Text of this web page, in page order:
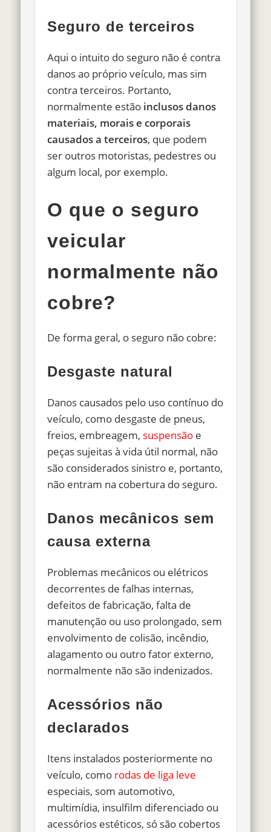
Seguro de terceiros
Aqui o intuito do seguro não é contra
danos ao próprio veículo, mas sim
contra terceiros. Portanto,
normalmente estão inclusos danos
materiais, morais e corporais
causados a terceiros, que podem
ser outros motoristas, pedestres ou
algum local, por exemplo.
O que o seguro
veicular
normalmente não
cobre?
De forma geral, o seguro não cobre:
Desgaste natural
Danos causados pelo uso contínuo do
veículo, como desgaste de pneus,
freios, embreagem, suspensão e
peças sujeitas à vida útil normal, não
são considerados sinistro e, portanto,
não entram na cobertura do seguro.
Danos mecânicos sem
causa externa
Problemas mecânicos ou elétricos
decorrentes de falhas internas,
defeitos de fabricação, falta de
manutenção ou uso prolongado, sem
envolvimento de colisão, incêndio,
alagamento ou outro fator externo,
normalmente não são indenizados.
Acessórios não
declarados
Itens instalados posteriormente no
veículo, como rodas de liga leve
especiais, som automotivo,
multimídia, insulfilm diferenciado ou
acessórios estéticos, só são cobertos